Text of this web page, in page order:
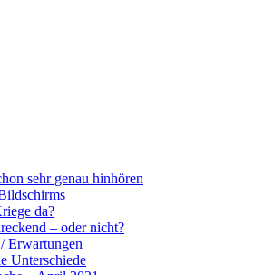
sehr genau hinhören
da?
– oder nicht?
Erwartungen
Unterschiede